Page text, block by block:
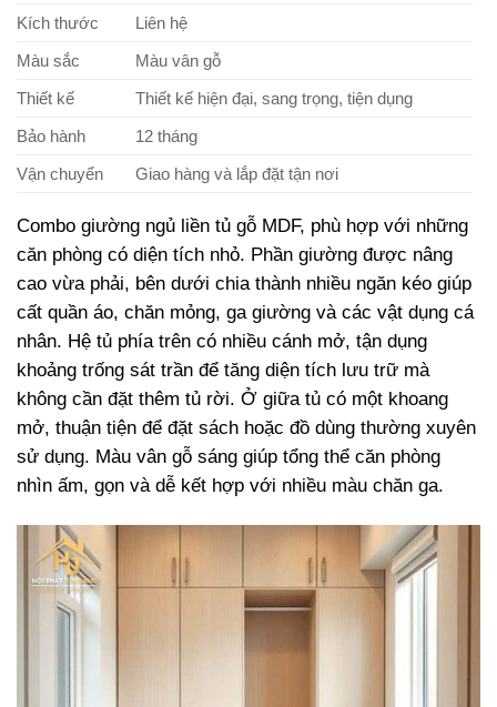
Kích thước
Liên hệ
Màu sắc
Màu vân gỗ
Thiết kế
Thiết kế hiện đại, sang trọng, tiện dụng
Bảo hành
12 tháng
Vận chuyển
Giao hàng và lắp đặt tận nơi
Combo giường ngủ liền tủ gỗ MDF, phù hợp với những
căn phòng có diện tích nhỏ. Phần giường được nâng
cao vừa phải, bên dưới chia thành nhiều ngăn kéo giúp
cất quần áo, chăn mỏng, ga giường và các vật dụng cá
nhân. Hệ tủ phía trên có nhiều cánh mở, tận dụng
khoảng trống sát trần để tăng diện tích lưu trữ mà
không cần đặt thêm tủ rời. Ở giữa tủ có một khoang
mở, thuận tiện để đặt sách hoặc đồ dùng thường xuyên
sử dụng. Màu vân gỗ sáng giúp tổng thể căn phòng
nhìn ấm, gọn và dễ kết hợp với nhiều màu chăn ga.